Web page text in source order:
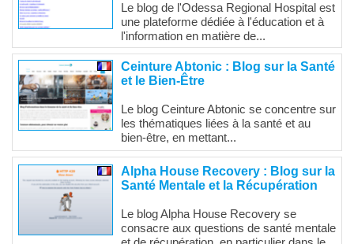
Le blog de l'Odessa Regional Hospital est
une plateforme dédiée à l'éducation et à
l'information en matière de...
Ceinture Abtonic : Blog sur la Santé
et le Bien-Être
Le blog Ceinture Abtonic se concentre sur
les thématiques liées à la santé et au
bien-être, en mettant...
Alpha House Recovery : Blog sur la
Santé Mentale et la Récupération
Le blog Alpha House Recovery se
consacre aux questions de santé mentale